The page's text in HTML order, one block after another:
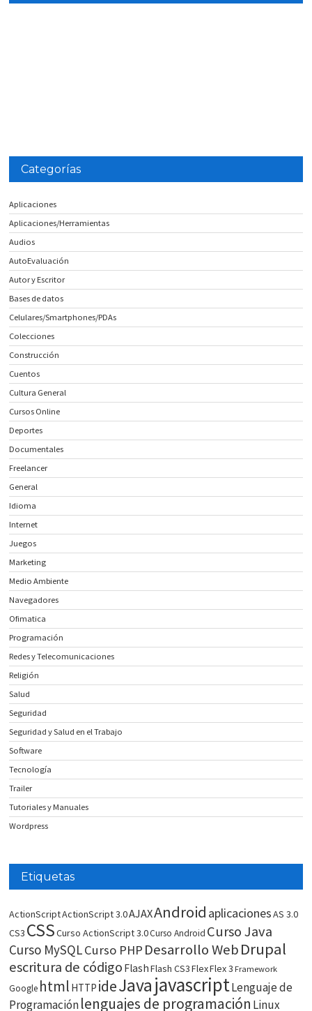
Categorías
Aplicaciones
Aplicaciones/Herramientas
Audios
AutoEvaluación
Autor y Escritor
Bases de datos
Celulares/Smartphones/PDAs
Colecciones
Construcción
Cuentos
Cultura General
Cursos Online
Deportes
Documentales
Freelancer
General
Idioma
Internet
Juegos
Marketing
Medio Ambiente
Navegadores
Ofimatica
Programación
Redes y Telecomunicaciones
Religión
Salud
Seguridad
Seguridad y Salud en el Trabajo
Software
Tecnología
Trailer
Tutoriales y Manuales
Wordpress
Etiquetas
ActionScriptActionScript 3.0AJAXAndroid aplicacionesAS 3.0
CS3 CSSCurso ActionScript 3.0Curso Android Curso Java
Curso MySQLCurso PHP Desarrollo WebDrupal
escritura de código FlashFlash CS3FlexFlex 3 Framework
Google html HTTP ideJavajavascriptLenguaje de
Programaciónlenguajes de programación Linux